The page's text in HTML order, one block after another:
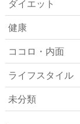
ダイエット
健康
ココロ・内面
ライフスタイル
未分類